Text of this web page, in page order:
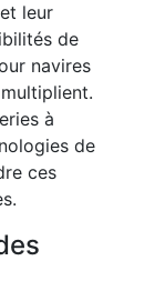
leur
de
navires
à
de
ces